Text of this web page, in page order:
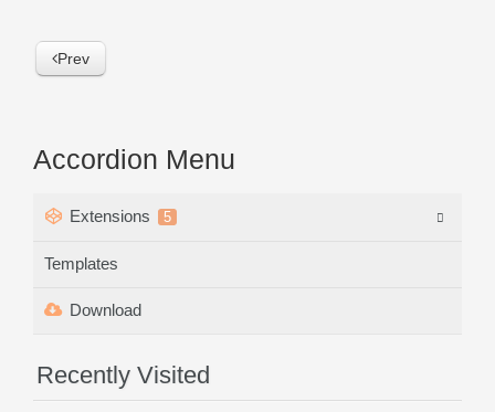
Prev
Accordion Menu
Extensions 5
Templates
Download
Recently Visited